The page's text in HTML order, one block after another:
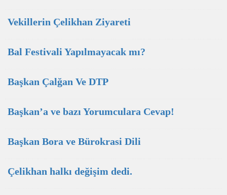
Vekillerin Çelikhan Ziyareti
Bal Festivali Yapılmayacak mı?
Başkan Çalğan Ve DTP
Başkan’a ve bazı Yorumculara Cevap!
Başkan Bora ve Bürokrasi Dili
Çelikhan halkı değişim dedi.